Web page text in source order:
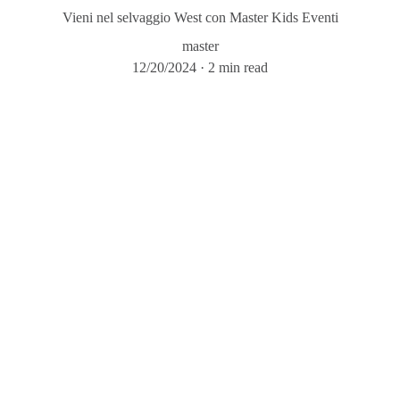
Vieni nel selvaggio West con Master Kids Eventi
master
12/20/2024
2 min read